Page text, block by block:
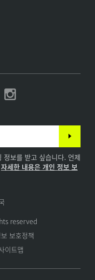
보를 받고 싶습니다. 언제
자세한 내용은 개인 정보 보
reserved
보호정책
이트맵